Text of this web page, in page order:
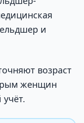
и
возраст
женщин